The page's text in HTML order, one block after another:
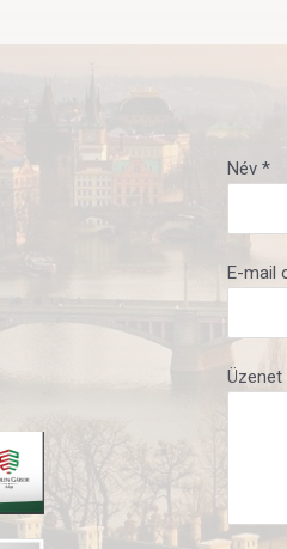
Név *
E-mail
Üzenet